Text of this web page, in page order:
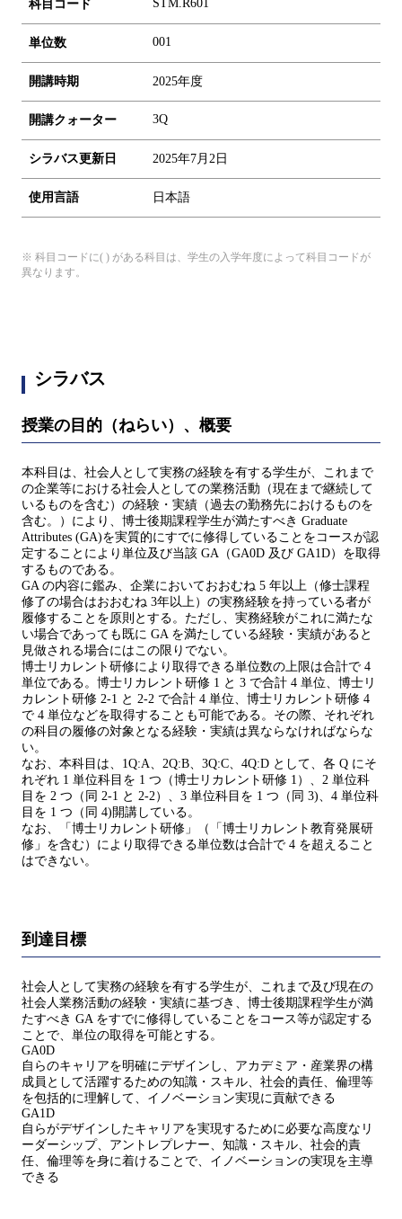
科目コード STM.R601
単位数 001
開講時期 2025年度
開講クォーター 3Q
シラバス更新日 2025年7月2日
使用言語 日本語
※ 科目コードに( ) がある科目は、学生の入学年度によって科目コードが
異なります。
シラバス
授業の目的（ねらい）、概要
本科目は、社会人として実務の経験を有する学生が、これまで
の企業等における社会人としての業務活動（現在まで継続して
いるものを含む）の経験・実績（過去の勤務先におけるものを
含む。）により、博士後期課程学生が満たすべき Graduate
Attributes (GA)を実質的にすでに修得していることをコースが認
定することにより単位及び当該 GA（GA0D 及び GA1D）を取得
するものである。
GA の内容に鑑み、企業においておおむね 5 年以上（修士課程
修了の場合はおおむね 3年以上）の実務経験を持っている者が
履修することを原則とする。ただし、実務経験がこれに満たな
い場合であっても既に GA を満たしている経験・実績があると
見做される場合にはこの限りでない。
博士リカレント研修により取得できる単位数の上限は合計で 4
単位である。博士リカレント研修 1 と 3 で合計 4 単位、博士リ
カレント研修 2-1 と 2-2 で合計 4 単位、博士リカレント研修 4
で 4 単位などを取得することも可能である。その際、それぞれ
の科目の履修の対象となる経験・実績は異ならなければならな
い。
なお、本科目は、1Q:A、2Q:B、3Q:C、4Q:D として、各 Q にそ
れぞれ 1 単位科目を 1 つ（博士リカレント研修 1）、2 単位科
目を 2 つ（同 2-1 と 2-2）、3 単位科目を 1 つ（同 3)、4 単位科
目を 1 つ（同 4)開講している。
なお、「博士リカレント研修」（「博士リカレント教育発展研
修」を含む）により取得できる単位数は合計で 4 を超えること
はできない。
到達目標
社会人として実務の経験を有する学生が、これまで及び現在の
社会人業務活動の経験・実績に基づき、博士後期課程学生が満
たすべき GA をすでに修得していることをコース等が認定する
ことで、単位の取得を可能とする。
GA0D
自らのキャリアを明確にデザインし、アカデミア・産業界の構
成員として活躍するための知識・スキル、社会的責任、倫理等
を包括的に理解して、イノベーション実現に貢献できる
GA1D
自らがデザインしたキャリアを実現するために必要な高度なリ
ーダーシップ、アントレプレナー、知識・スキル、社会的責
任、倫理等を身に着けることで、イノベーションの実現を主導
できる